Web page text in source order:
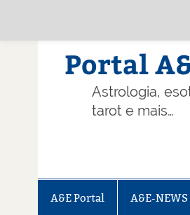
Portal
Astrologia,
tarot e mais…
A&E Portal A&E-NEWS